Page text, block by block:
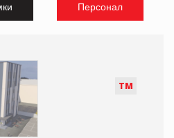
Персонал
ТМ